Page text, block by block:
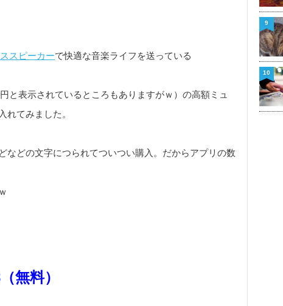
スピーカーで快適な音楽ライフを送っている
と表示されているところもありますがｗ）の高額ミュ
れてみました。
などの文字につられてついつい購入。だからアプリの数
無料）
9
10